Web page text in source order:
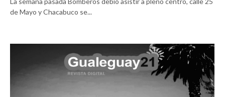
de Mayo y Chacabuco se...